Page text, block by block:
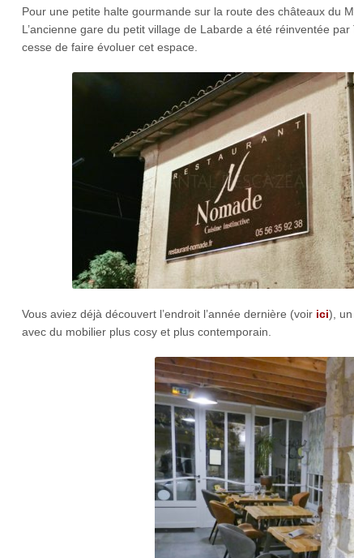
Pour une petite halte gourmande sur la route des châteaux du
L’ancienne gare du petit village de Labarde a été réinventée
cesse de faire évoluer cet espace.
Vous aviez déjà découvert l’endroit l’année dernière (voir ici),
avec du mobilier plus cosy et plus contemporain.